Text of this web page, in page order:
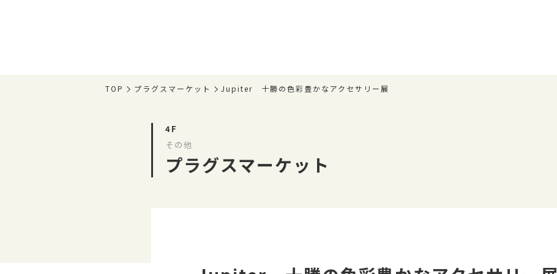
TOP プラグスマーケット Jupiter 十勝の色彩豊かなアクセサリー展
4F
その他
プラグスマーケット